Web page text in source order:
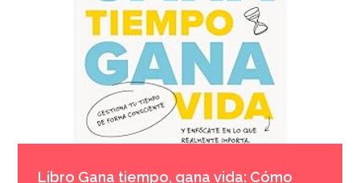
Libro Gana tiempo, gana vida: Cómo